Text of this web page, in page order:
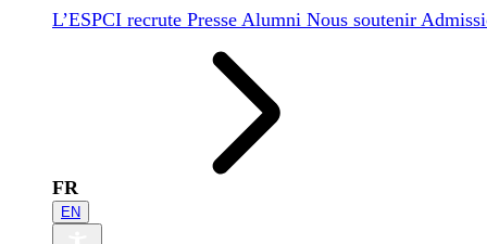
L’ESPCI recrute Presse Alumni Nous soutenir
FR
EN